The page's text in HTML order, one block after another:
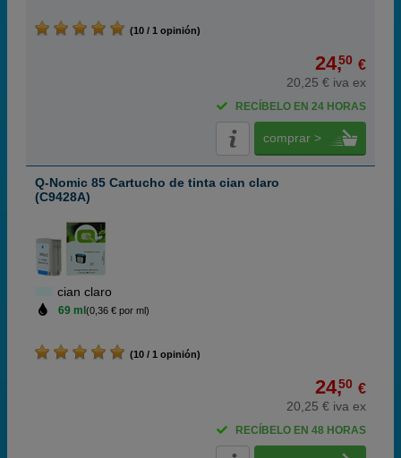
(10 / 1 opinión)
24,50 €
20,25 € iva ex
RECÍBELO EN 24 HORAS
comprar >
Q-Nomic 85 Cartucho de tinta cian claro
(C9428A)
cian claro
69 ml (0,36 € por ml)
(10 / 1 opinión)
24,50 €
20,25 € iva ex
RECÍBELO EN 48 HORAS